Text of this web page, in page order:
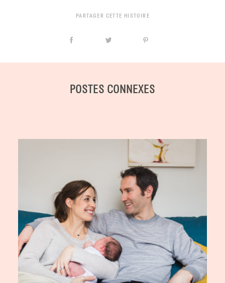
PARTAGER CETTE HISTOIRE
POSTES CONNEXES